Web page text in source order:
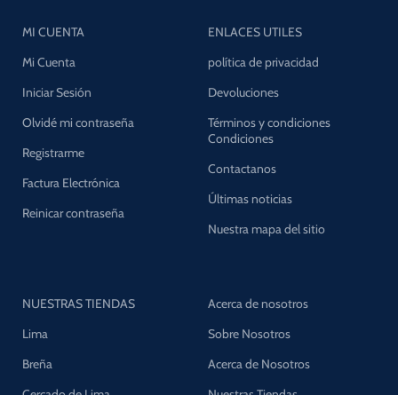
MI CUENTA
Mi Cuenta
Iniciar Sesión
Olvidé mi contraseña
Registrarme
Factura Electrónica
Reinicar contraseña
ENLACES UTILES
política de privacidad
Devoluciones
Términos y condiciones
Condiciones
Contactanos
Últimas noticias
Nuestra mapa del sitio
NUESTRAS TIENDAS
Lima
Breña
Acerca de nosotros
Sobre Nosotros
Acerca de Nosotros